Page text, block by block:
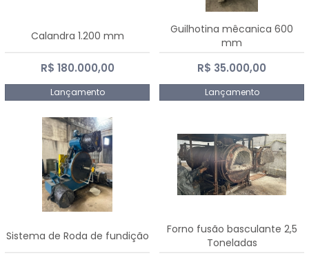
Calandra 1.200 mm
R$ 180.000,00
Lançamento
Guilhotina mêcanica 600
mm
R$ 35.000,00
Lançamento
Sistema de Roda de fundição
Forno fusão basculante 2,5
Toneladas